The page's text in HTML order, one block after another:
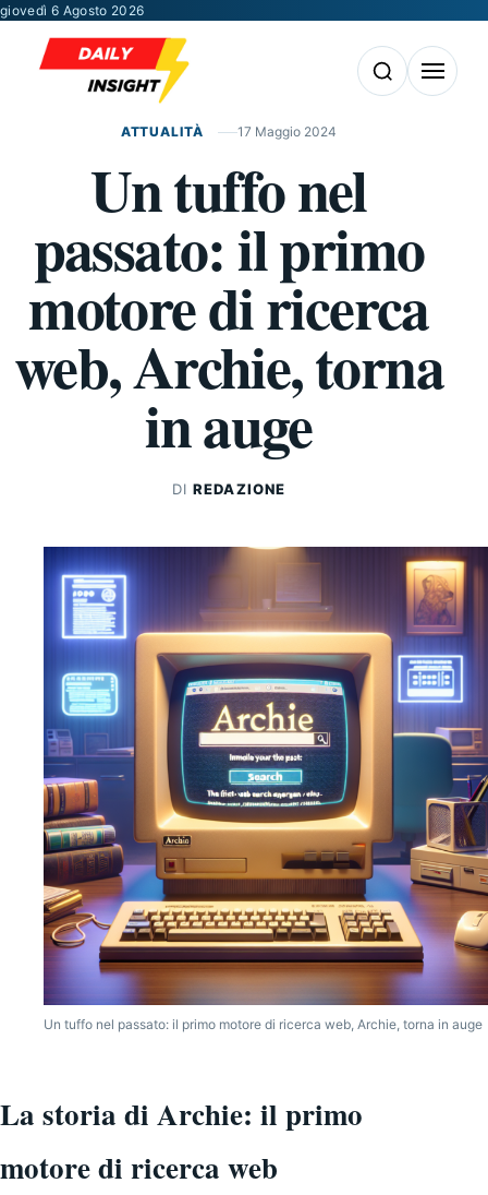
Vai al contenuto
giovedì 6 Agosto 2026
Apri la ricerca
Apri il
ATTUALITÀ 17 Maggio 2024
Un tuffo nel
passato: il primo
motore di ricerca
web, Archie, torna
in auge
DIREDAZIONE
Un tuffo nel passato: il primo motore di ricerca web, Archie, torna in auge
La storia di Archie: il primo
motore di ricerca web